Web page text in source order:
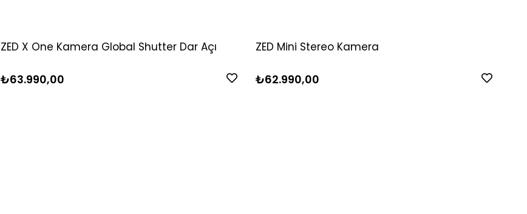
ZED X One Kamera Global Shutter Dar Açı
₺63.990,00
ZED Mini Stereo Kamera
₺62.990,00